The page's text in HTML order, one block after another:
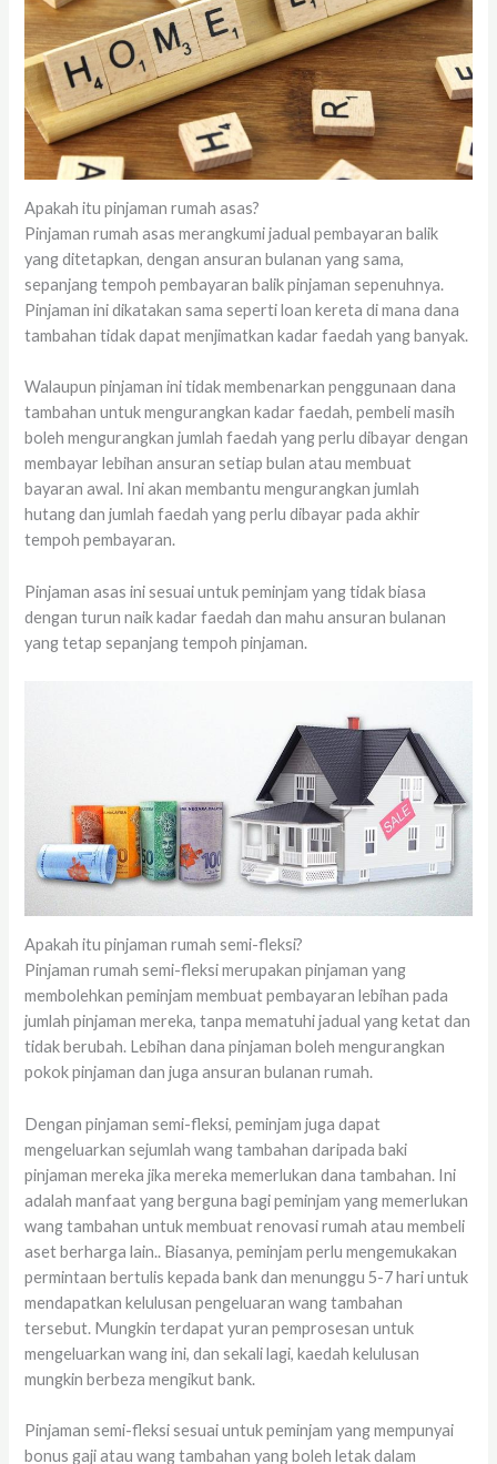
Apakah itu pinjaman rumah asas?
Pinjaman rumah asas merangkumi jadual pembayaran balik
yang ditetapkan, dengan ansuran bulanan yang sama,
sepanjang tempoh pembayaran balik pinjaman sepenuhnya.
Pinjaman ini dikatakan sama seperti loan kereta di mana dana
tambahan tidak dapat menjimatkan kadar faedah yang banyak.
Walaupun pinjaman ini tidak membenarkan penggunaan dana
tambahan untuk mengurangkan kadar faedah, pembeli masih
boleh mengurangkan jumlah faedah yang perlu dibayar dengan
membayar lebihan ansuran setiap bulan atau membuat
bayaran awal. Ini akan membantu mengurangkan jumlah
hutang dan jumlah faedah yang perlu dibayar pada akhir
tempoh pembayaran.
Pinjaman asas ini sesuai untuk peminjam yang tidak biasa
dengan turun naik kadar faedah dan mahu ansuran bulanan
yang tetap sepanjang tempoh pinjaman.
Apakah itu pinjaman rumah semi-fleksi?
Pinjaman rumah semi-fleksi merupakan pinjaman yang
membolehkan peminjam membuat pembayaran lebihan pada
jumlah pinjaman mereka, tanpa mematuhi jadual yang ketat dan
tidak berubah. Lebihan dana pinjaman boleh mengurangkan
pokok pinjaman dan juga ansuran bulanan rumah.
Dengan pinjaman semi-fleksi, peminjam juga dapat
mengeluarkan sejumlah wang tambahan daripada baki
pinjaman mereka jika mereka memerlukan dana tambahan. Ini
adalah manfaat yang berguna bagi peminjam yang memerlukan
wang tambahan untuk membuat renovasi rumah atau membeli
aset berharga lain.. Biasanya, peminjam perlu mengemukakan
permintaan bertulis kepada bank dan menunggu 5-7 hari untuk
mendapatkan kelulusan pengeluaran wang tambahan
tersebut. Mungkin terdapat yuran pemprosesan untuk
mengeluarkan wang ini, dan sekali lagi, kaedah kelulusan
mungkin berbeza mengikut bank.
Pinjaman semi-fleksi sesuai untuk peminjam yang mempunyai
bonus gaji atau wang tambahan yang boleh letak dalam